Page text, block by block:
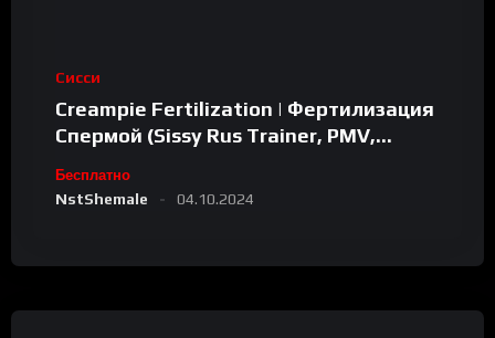
Сисси
Creampie Fertilization | Фертилизация
Спермой (Sissy Rus Trainer, PMV,
Бесплатно
NstShemale 04.10.2024